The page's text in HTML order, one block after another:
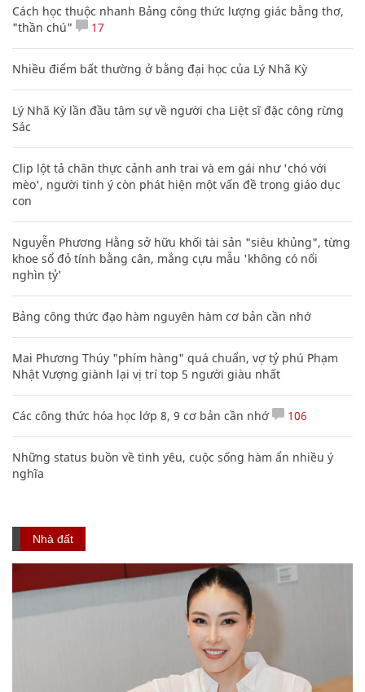
Cách học thuộc nhanh Bảng công thức lượng giác bằng thơ,
"thần chú"
17
Nhiều điểm bất thường ở bằng đại học của Lý Nhã Kỳ
Lý Nhã Kỳ lần đầu tâm sự về người cha Liệt sĩ đặc công rừng
Sác
Clip lột tả chân thực cảnh anh trai và em gái như 'chó với
mèo', người tinh ý còn phát hiện một vấn đề trong giáo dục
con
Nguyễn Phương Hằng sở hữu khối tài sản "siêu khủng", từng
khoe sổ đỏ tính bằng cân, mắng cựu mẫu 'không có nổi
nghìn tỷ'
Bảng công thức đạo hàm nguyên hàm cơ bản cần nhớ
Mai Phương Thúy "phím hàng" quá chuẩn, vợ tỷ phú Phạm
Nhật Vượng giành lại vị trí top 5 người giàu nhất
Các công thức hóa học lớp 8, 9 cơ bản cần nhớ 106
Những status buồn về tình yêu, cuộc sống hàm ẩn nhiều ý
nghĩa
Nhà đất